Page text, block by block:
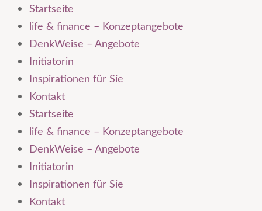
Startseite
life & finance – Konzeptangebote
DenkWeise – Angebote
Initiatorin
Inspirationen für Sie
Kontakt
Startseite
life & finance – Konzeptangebote
DenkWeise – Angebote
Initiatorin
Inspirationen für Sie
Kontakt